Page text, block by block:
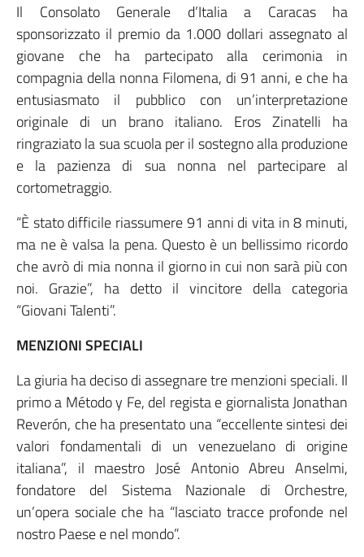
Il Consolato Generale d’Italia a Caracas ha
sponsorizzato il premio da 1.000 dollari assegnato al
giovane che ha partecipato alla cerimonia in
compagnia della nonna Filomena, di 91 anni, e che ha
entusiasmato il pubblico con un’interpretazione
originale di un brano italiano. Eros Zinatelli ha
ringraziato la sua scuola per il sostegno alla produzione
e la pazienza di sua nonna nel partecipare al
cortometraggio.
“È stato difficile riassumere 91 anni di vita in 8 minuti,
ma ne è valsa la pena. Questo è un bellissimo ricordo
che avrò di mia nonna il giorno in cui non sarà più con
noi. Grazie”, ha detto il vincitore della categoria
“Giovani Talenti”.
MENZIONI SPECIALI
La giuria ha deciso di assegnare tre menzioni speciali. Il
primo a Método y Fe, del regista e giornalista Jonathan
Reverón, che ha presentato una “eccellente sintesi dei
valori fondamentali di un venezuelano di origine
italiana”, il maestro José Antonio Abreu Anselmi,
fondatore del Sistema Nazionale di Orchestre,
un’opera sociale che ha “lasciato tracce profonde nel
nostro Paese e nel mondo”.